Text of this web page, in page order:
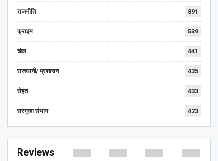
राजनीति 891
क्राइम 539
खेल 441
राजधानी/ प्रशासन 435
सेहत 433
सरगुजा संभाग 423
Reviews